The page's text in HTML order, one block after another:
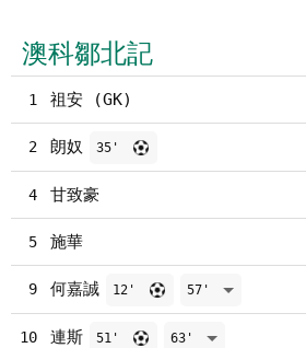
澳科鄒北記
1 祖安 (GK)
2 朗奴 35'
4 甘致豪
5 施華
9 何嘉誠 12' 57'
10 連斯 51' 63'